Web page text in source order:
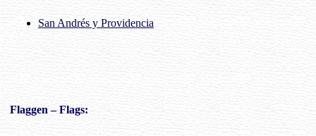
San Andrés y Providencia
Flaggen – Flags: